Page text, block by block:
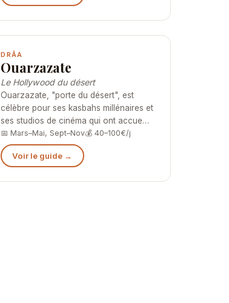
DRÂA
Ouarzazate
Le Hollywood du désert
Ouarzazate, "porte du désert", est
célèbre pour ses kasbahs millénaires et
ses studios de cinéma qui ont accue…
📅 Mars–Mai, Sept–Nov💰 40–100€/j
Voir le guide →